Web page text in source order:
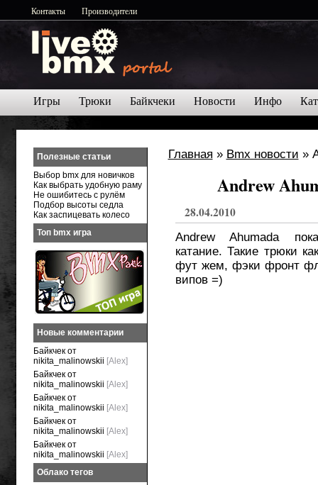
Контакты Производители
Игры Трюки Байкчеки Новости Инфо
Главная » Bmx новости »
Andrew
28.04.2010
Andrew Ahumada
катание. Такие трюки
фут жем, фэки фронт
випов =)
Полезные статьи
Выбор bmx для новичков
Как выбрать удобную раму
Не ошибитесь с рулём
Подбор высоты седла
Как заспицевать колесо
Топ bmx игра
Новые комментарии
Байкчек от
nikita_malinowskii [Alex]
Байкчек от
nikita_malinowskii [Alex]
Байкчек от
nikita_malinowskii [Alex]
Байкчек от
nikita_malinowskii [Alex]
Байкчек от
nikita_malinowskii [Alex]
Облако тегов